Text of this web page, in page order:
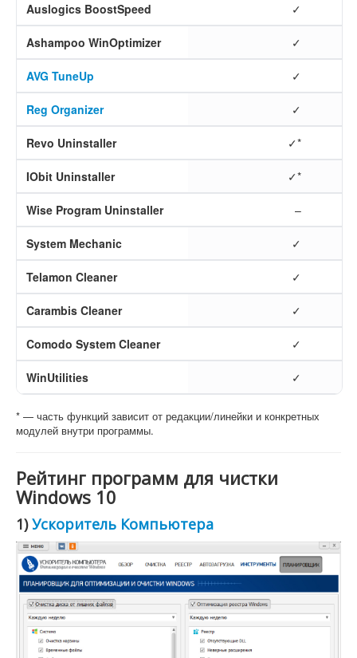
Auslogics BoostSpeed ✓
Ashampoo WinOptimizer ✓
AVG TuneUp ✓
Reg Organizer ✓
Revo Uninstaller ✓*
IObit Uninstaller ✓*
Wise Program Uninstaller –
System Mechanic ✓
Telamon Cleaner ✓
Carambis Cleaner ✓
Comodo System Cleaner ✓
WinUtilities ✓
* — часть функций зависит от редакции/линейки и конкретных
модулей внутри программы.
Рейтинг программ для чистки
Windows 10
1)Ускоритель Компьютера